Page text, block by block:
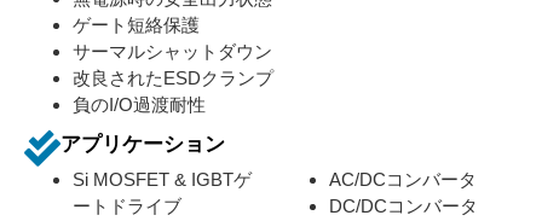
ゲート短絡保護
サーマルシャットダウン
改良されたESDクランプ
負のI/O過渡耐性
アプリケーション
Si MOSFET & IGBTゲ
ートドライブ
AC/DCコンバータ
DC/DCコンバータ